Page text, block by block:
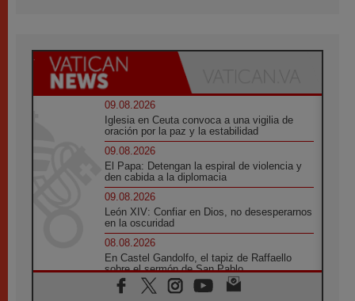
09.08.2026
Iglesia en Ceuta convoca a una vigilia de
oración por la paz y la estabilidad
09.08.2026
El Papa: Detengan la espiral de violencia y
den cabida a la diplomacia
09.08.2026
León XIV: Confiar en Dios, no desesperarnos
en la oscuridad
08.08.2026
En Castel Gandolfo, el tapiz de Raffaello
sobre el sermón de San Pablo
08.08.2026